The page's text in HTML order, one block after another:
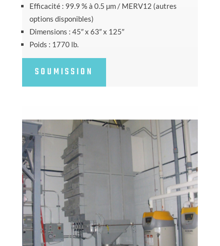
Efficacité : 99.9 % à 0.5 µm / MERV12 (autres
options disponibles)
Dimensions : 45″ x 63″ x 125″
Poids : 1770 lb.
SOUMISSION